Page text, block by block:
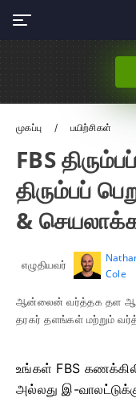
முகப்பு பயிற்சிகள்
FBS
திரும்பப்
&
எழுதியவர்
Cole
ஆன்லைன் வர்த்தக தள
தரகர் தளங்கள் மற்றும்
உங்கள் FBS
அல்லது இ-